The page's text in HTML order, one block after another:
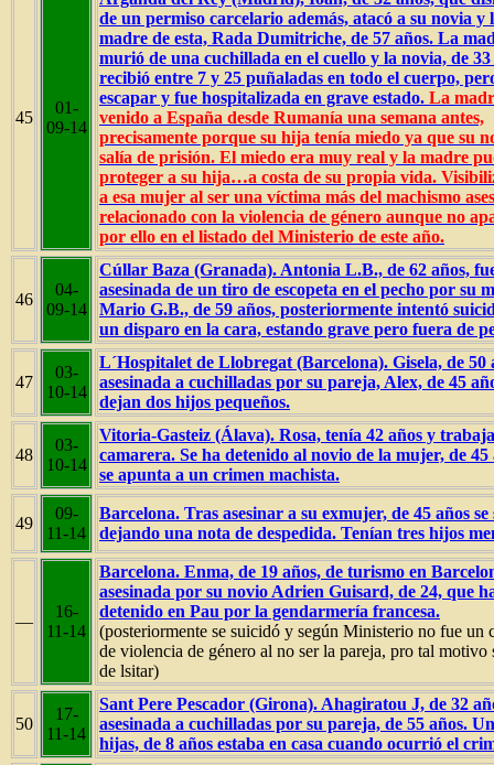
45
01-
09-14
de un permiso carcelario además, atacó a su novia y
madre de esta, Rada Dumitriche, de 57 años. La
murió de una cuchillada en el cuello y la novia, de 33
recibió entre 7 y 25 puñaladas en todo el cuerpo,
escapar y fue hospitalizada en grave estado. La
venido a España desde Rumanía una semana antes,
precisamente porque su hija tenía miedo ya que su
salía de prisión. El miedo era muy real y la madre
proteger a su hija…a costa de su propia vida.
a esa mujer al ser una víctima más del machismo
relacionado con la violencia de género aunque no
por ello en el listado del Ministerio de este año.
46
04-
09-14
Cúllar Baza (Granada). Antonia L.B., de 62 años,
asesinada de un tiro de escopeta en el pecho por su
Mario G.B., de 59 años, posteriormente intentó
un disparo en la cara, estando grave pero fuera de
47
03-
10-14
L´Hospitalet de Llobregat (Barcelona). Gisela, de 50
asesinada a cuchilladas por su pareja, Alex, de 45
dejan dos hijos pequeños.
48
03-
10-14
Vitoria-Gasteiz (Álava). Rosa, tenía 42 años y
camarera. Se ha detenido al novio de la mujer, de 45
se apunta a un crimen machista.
49
09-
11-14
Barcelona. Tras asesinar a su exmujer, de 45 años se
dejando una nota de despedida. Tenían tres hijos
—
16-
11-14
Barcelona. Enma, de 19 años, de turismo en
asesinada por su novio Adrien Guisard, de 24, que
detenido en Pau por la gendarmería francesa.
(posteriormente se suicidó y según Ministerio no fue un
de violencia de género al no ser la pareja, pro tal motivo
de lsitar)
50
17-
11-14
Sant Pere Pescador (Girona). Ahagiratou J, de 32
asesinada a cuchilladas por su pareja, de 55 años.
hijas, de 8 años estaba en casa cuando ocurrió el